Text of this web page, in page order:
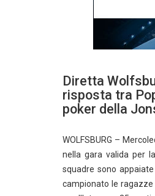
Diretta
risposta tra
poker della
WOLFSBURG –
nella gara valida per
squadre sono
campionato le